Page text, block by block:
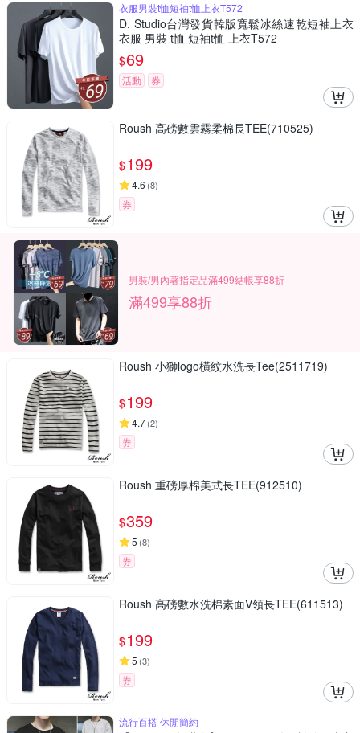
衣服男裝t恤短袖t恤上衣T572
D. Studio台灣發貨韓版寬鬆冰絲速乾短袖上衣
衣服 男裝 t恤 短袖t恤 上衣T572
$69
活動 券
Roush 高磅數雲霧柔棉長TEE(710525)
$199
4.6 (8)
券
男裝/男內著指定品滿499結帳享88折
滿499享88折
Roush 小獅logo橫紋水洗長Tee(2511719)
$199
4.7(2)
券
Roush 重磅厚棉美式長TEE(912510)
$359
5 (8)
券
Roush 高磅數水洗棉素面V領長TEE(611513)
$199
5 (3)
券
流行百搭 休閒簡約